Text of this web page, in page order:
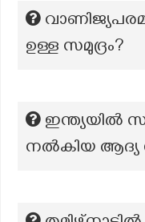
ഉള്ള സമുദ്രം?
ഇന്ത്യയില്‍
നല്‍കിയ ആദ്യ